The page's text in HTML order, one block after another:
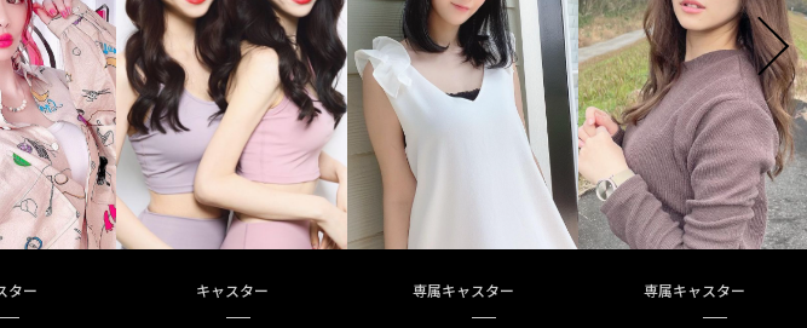
ター キャスター 専属キャスター 専属キャスター